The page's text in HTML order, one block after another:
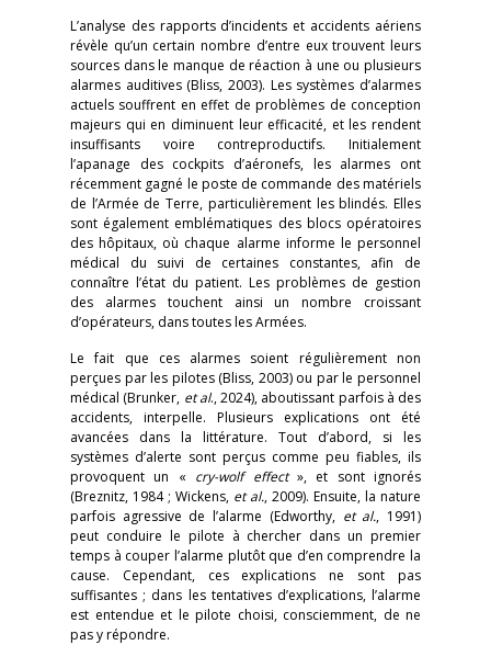
L’analyse des rapports d’incidents et accidents aériens
révèle qu’un certain nombre d’entre eux trouvent leurs
sources dans le manque de réaction à une ou plusieurs
alarmes auditives (Bliss, 2003). Les systèmes d’alarmes
actuels souffrent en effet de problèmes de conception
majeurs qui en diminuent leur efficacité, et les rendent
insuffisants voire contreproductifs. Initialement
l’apanage des cockpits d’aéronefs, les alarmes ont
récemment gagné le poste de commande des matériels
de l’Armée de Terre, particulièrement les blindés. Elles
sont également emblématiques des blocs opératoires
des hôpitaux, où chaque alarme informe le personnel
médical du suivi de certaines constantes, afin de
connaître l’état du patient. Les problèmes de gestion
des alarmes touchent ainsi un nombre croissant
d’opérateurs, dans toutes les Armées.
Le fait que ces alarmes soient régulièrement non
perçues par les pilotes (Bliss, 2003) ou par le personnel
médical (Brunker, et al., 2024), aboutissant parfois à des
accidents, interpelle. Plusieurs explications ont été
avancées dans la littérature. Tout d’abord, si les
systèmes d’alerte sont perçus comme peu fiables, ils
provoquent un « cry-wolf effect», et sont ignorés
(Breznitz, 1984 ; Wickens, et al., 2009). Ensuite, la nature
parfois agressive de l’alarme (Edworthy, et al., 1991)
peut conduire le pilote à chercher dans un premier
temps à couper l’alarme plutôt que d’en comprendre la
cause. Cependant, ces explications ne sont pas
suffisantes ; dans les tentatives d’explications, l’alarme
est entendue et le pilote choisi, consciemment, de ne
pas y répondre.